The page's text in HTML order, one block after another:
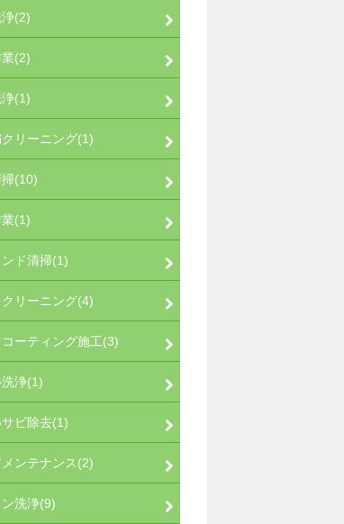
(2)
(2)
(1)
リーニング(1)
(10)
(1)
ド清掃(1)
リーニング(4)
コーティング施工(3)
浄(1)
サビ除去(1)
ンテナンス(2)
洗浄(9)